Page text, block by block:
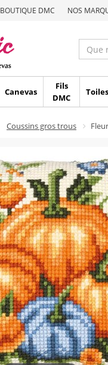
BOUTIQUE DMC NOS
Canevas
Fils
DMC
Toiles
Coussins gros trous